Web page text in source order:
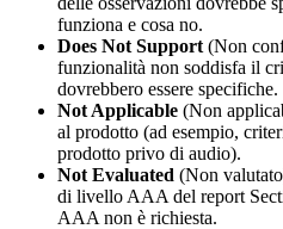
funziona e cosa no.
Does Not Support (Non
funzionalità non soddisfa il
dovrebbero essere specifiche.
Not Applicable (Non
al prodotto (ad esempio,
prodotto privo di audio).
Not Evaluated (Non
di livello AAA del report
AAA non è richiesta.